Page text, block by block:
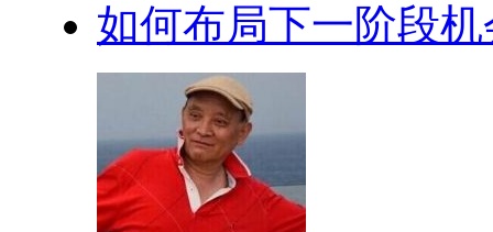
如何布局下一阶段